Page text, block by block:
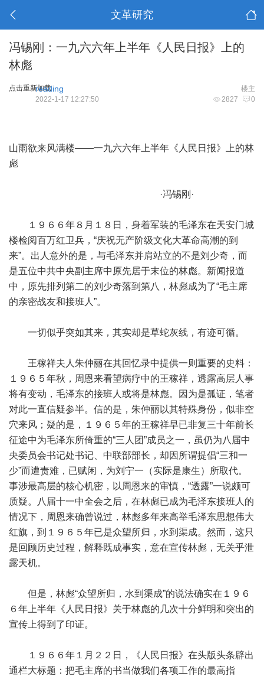
文革研究
冯锡刚：一九六六年上半年《人民日报》上的
林彪
点击重新加载 楼主
reading
2827 0
2022-1-17 12:27:50
山雨欲来风满楼——一九六六年上半年《人民日报》上的林
彪
·冯锡刚·
１９６６年８月１８日，身着军装的毛泽东在天安门城
楼检阅百万红卫兵，“庆祝无产阶级文化大革命高潮的到
来”。出人意外的是，与毛泽东并肩站立的不是刘少奇，而
是五位中共中央副主席中原先居于末位的林彪。新闻报道
中，原先排列第二的刘少奇落到第八，林彪成为了“毛主席
的亲密战友和接班人”。
一切似乎突如其来，其实却是草蛇灰线，有迹可循。
王稼祥夫人朱仲丽在其回忆录中提供一则重要的史料：
１９６５年秋，周恩来看望病疗中的王稼祥，透露高层人事
将有变动，毛泽东的接班人或将是林彪。因为是孤证，笔者
对此一直信疑参半。信的是，朱仲丽以其特殊身份，似非空
穴来风；疑的是，１９６５年的王稼祥早已非复三十年前长
征途中为毛泽东所倚重的“三人团”成员之一，虽仍为八届中
央委员会书记处书记、中联部部长，却因所谓提倡“三和一
少”而遭责难，已赋闲，为刘宁一（实际是康生）所取代。
事涉最高层的核心机密，以周恩来的审慎，“透露”一说颇可
质疑。八届十一中全会之后，在林彪已成为毛泽东接班人的
情况下，周恩来确曾说过，林彪多年来高举毛泽东思想伟大
红旗，到１９６５年已是众望所归，水到渠成。然而，这只
是回顾历史过程，解释既成事实，意在宣传林彪，无关乎泄
露天机。
但是，林彪“众望所归，水到渠成”的说法确实在１９６
６年上半年《人民日报》关于林彪的几次十分鲜明和突出的
宣传上得到了印证。
１９６６年１月２２日，《人民日报》在头版头条辟出
通栏大标题：把毛主席的书当做我们各项工作的最高指